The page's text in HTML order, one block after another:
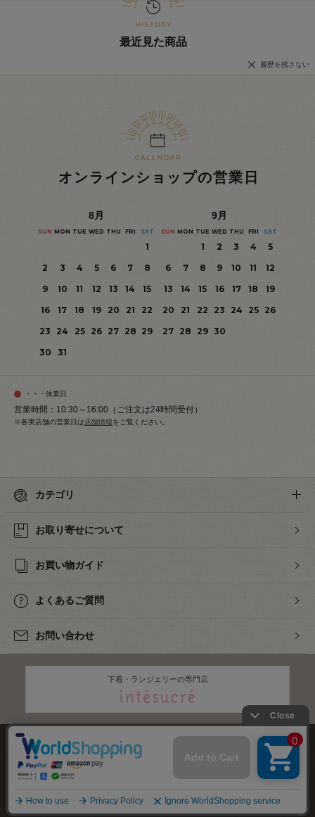
最近見た商品
履歴を残さない
オンラインショップの営業日
8月
SUN MON TUE WED THU FRI SAT
1
2
3 4 5 6 7
8
9
10 11 12 13 14
15
16
17 18 19 20 21
22
23
24 25 26 27 28 29
30
31
9月
SUN MON TUE WED THU FRI SAT
1 2 3 4
5
6
7 8 9 10 11
12
13
14 15 16 17 18
19
20
21 22 23 24 25
26
27 28 29 30
・・・休業日
営業時間：10:30～16:00（ご注文は24時間受付）
※各実店舗の営業日は 店舗情報をご覧ください。
カテゴリ
お取り寄せについて
お買い物ガイド
よくあるご質問
お問い合わせ
下着・ランジェリーの専門店
株式会社オカダヤ
特定商取引法に基づく表記 プライバシーポリシー サイトマップ